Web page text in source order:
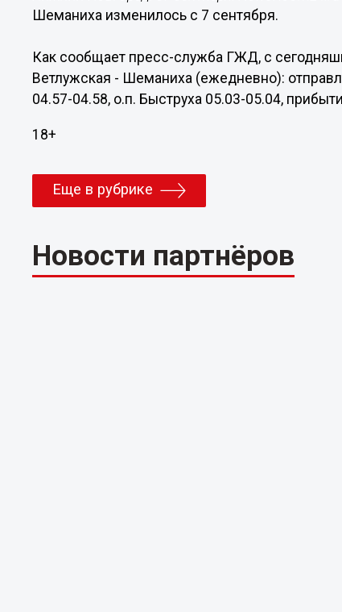
Шеманиха изменилось с 7 сентября.
Как сообщает пресс-служба ГЖД, с
Ветлужская - Шеманиха (ежедневно):
04.57-04.58, о.п. Быструха 05.03-05.04,
18+
Еще в рубрике
Новости партнёров